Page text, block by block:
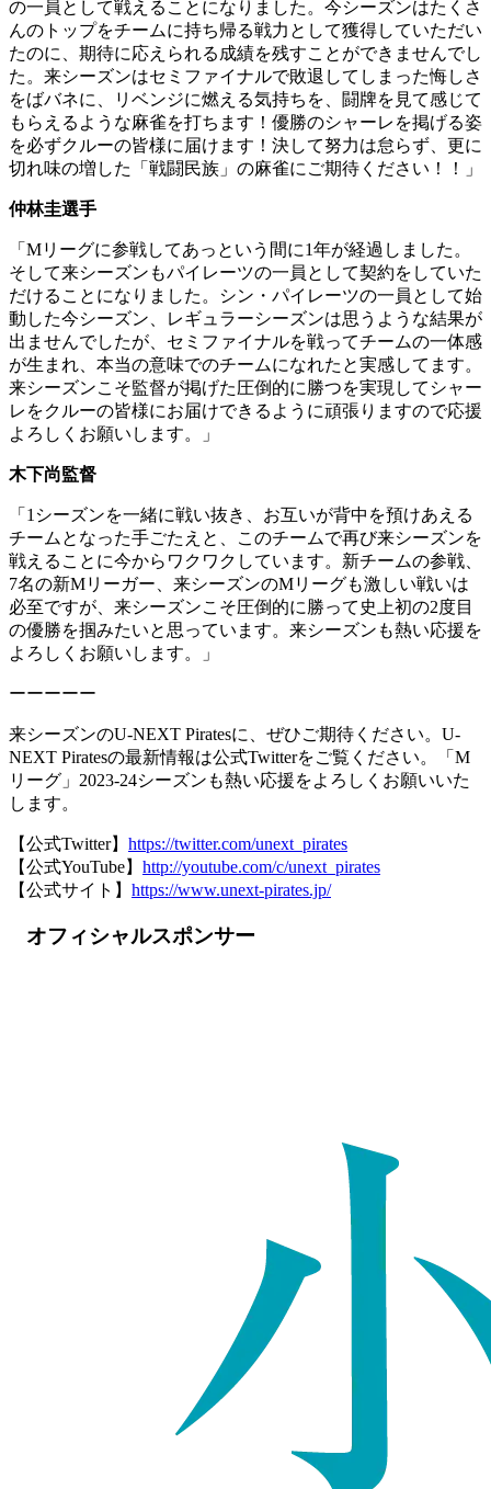
の一員として戦えることになりました。今シーズンはたくさ
んのトップをチームに持ち帰る戦力として獲得していただい
たのに、期待に応えられる成績を残すことができませんでし
た。来シーズンはセミファイナルで敗退してしまった悔しさ
をばバネに、リベンジに燃える気持ちを、闘牌を見て感じて
もらえるような麻雀を打ちます！優勝のシャーレを掲げる姿
を必ずクルーの皆様に届けます！決して努力は怠らず、更に
切れ味の増した「戦闘民族」の麻雀にご期待ください！！」
仲林圭選手
「Mリーグに参戦してあっという間に1年が経過しました。
そして来シーズンもパイレーツの一員として契約をしていた
だけることになりました。シン・パイレーツの一員として始
動した今シーズン、レギュラーシーズンは思うような結果が
出ませんでしたが、セミファイナルを戦ってチームの一体感
が生まれ、本当の意味でのチームになれたと実感してます。
来シーズンこそ監督が掲げた圧倒的に勝つを実現してシャー
レをクルーの皆様にお届けできるように頑張りますので応援
よろしくお願いします。」
木下尚監督
「1シーズンを一緒に戦い抜き、お互いが背中を預けあえる
チームとなった手ごたえと、このチームで再び来シーズンを
戦えることに今からワクワクしています。新チームの参戦、
7名の新Mリーガー、来シーズンのMリーグも激しい戦いは
必至ですが、来シーズンこそ圧倒的に勝って史上初の2度目
の優勝を掴みたいと思っています。来シーズンも熱い応援を
よろしくお願いします。」
ーーーーー
来シーズンのU-NEXT Piratesに、ぜひご期待ください。U-
NEXT Piratesの最新情報は公式Twitterをご覧ください。「M
リーグ」2023-24シーズンも熱い応援をよろしくお願いいた
します。
【公式Twitter】 https://twitter.com/unext_pirates
【公式YouTube】 http://youtube.com/c/unext_pirates
【公式サイト】 https://www.unext-pirates.jp/
オフィシャルスポンサー